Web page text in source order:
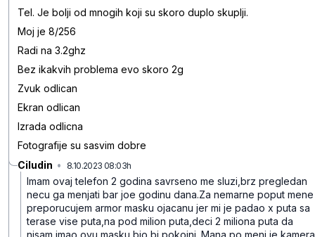
Tel. Je bolji od mnogih koji su skoro duplo skuplji.
Moj je 8/256
Radi na 3.2ghz
Bez ikakvih problema evo skoro 2g
Zvuk odlican
Ekran odlican
Izrada odlicna
Fotografije su sasvim dobre
Ciludin • 8.10.2023 08:03h
Imam ovaj telefon 2 godina savrseno me sluzi,brz pregledan
necu ga menjati bar joe godinu dana.Za nemarne poput mene
preporucujem armor masku ojacanu jer mi je padao x puta sa
terase vise puta,na pod milion puta,deci 2 miliona puta da
nisam imao ovu masku bio bi pokojni. Mana po meni je kamera